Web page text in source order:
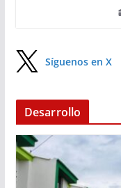
Síguenos en X
Desarrollo